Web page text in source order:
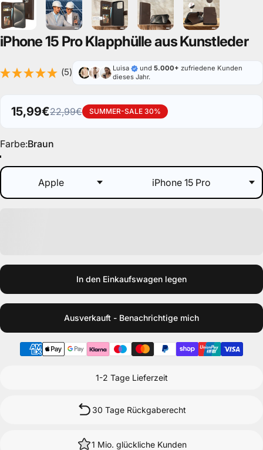
iPhone15 ProKlapphülleausKunstleder
(5) Luisa und 5.000+ zufriedene Kunden
dieses Jahr.
Verkaufspreis
15,99€
Normaler Preis
22,99€ SUMMER-SALE 30%
Farbe
Farbe:Braun
In den Einkaufswagen legen
Ausverkauft - Benachrichtige mich
1-2 Tage Lieferzeit
30 Tage Rückgaberecht
1 Mio. glückliche Kunden